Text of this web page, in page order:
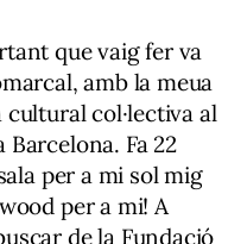
que vaig fer va
amb la meua
col·lectiva al
Fa 22
per a mi sol mig
per a mi! A
de la Fundació